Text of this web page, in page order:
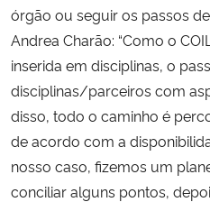
órgão ou seguir os passos
Andrea Charão: “Como o
inserida em disciplinas, o
disciplinas/parceiros com
disso, todo o caminho é
de acordo com a
nosso caso, fizemos um
conciliar alguns pontos,